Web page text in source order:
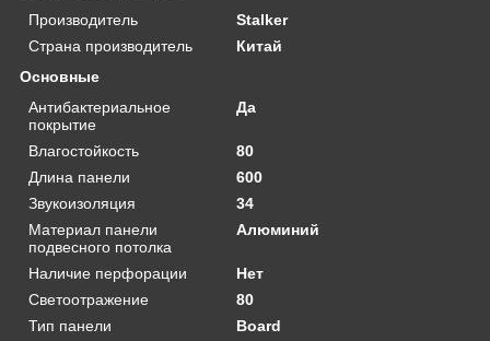
Производитель
Stalker
Страна производитель
Китай
Основные
Антибактериальное
покрытие
Да
Влагостойкость
80
Длина панели
600
Звукоизоляция
34
Материал панели
подвесного потолка
Алюминий
Наличие перфорации
Нет
Светоотражение
80
Тип панели
Board